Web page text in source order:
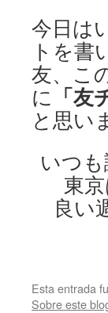
今日は
トを書
友、こ
に 「友
と思い
いつ
東
良い
Esta entrada
Sobre este